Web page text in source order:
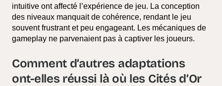
intuitive ont affecté l’expérience de jeu. La conception
des niveaux manquait de cohérence, rendant le jeu
souvent frustrant et peu engageant. Les mécaniques de
gameplay ne parvenaient pas à captiver les joueurs.
Comment d’autres adaptations
ont-elles réussi là où les Cités d’Or